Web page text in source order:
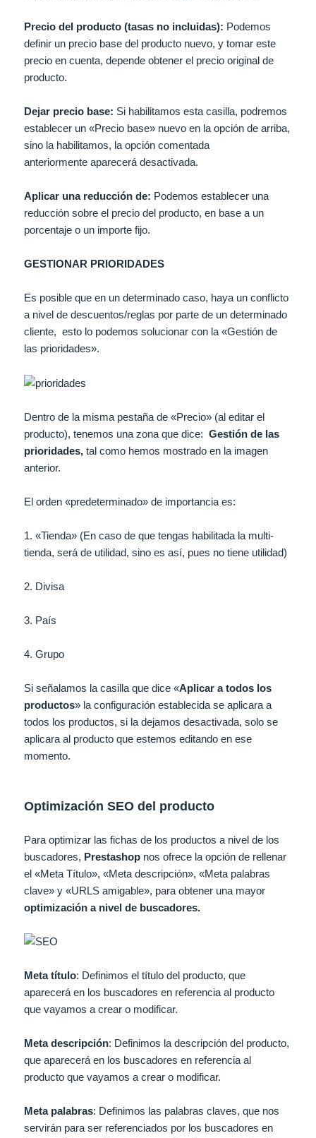
Precio del producto (tasas no incluidas): Podemos
definir un precio base del producto nuevo, y tomar este
precio en cuenta, depende obtener el precio original de
producto.
Dejar precio base: Si habilitamos esta casilla, podremos
establecer un «Precio base» nuevo en la opción de arriba,
sino la habilitamos, la opción comentada
anteriormente aparecerá desactivada.
Aplicar una reducción de: Podemos establecer una
reducción sobre el precio del producto, en base a un
porcentaje o un importe fijo.
GESTIONAR PRIORIDADES
Es posible que en un determinado caso, haya un conflicto
a nivel de descuentos/reglas por parte de un determinado
cliente, esto lo podemos solucionar con la «Gestión de
las prioridades».
Dentro de la misma pestaña de «Precio» (al editar el
producto), tenemos una zona que dice:Gestión de las
prioridades,tal como hemos mostrado en la imagen
anterior.
El orden «predeterminado» de importancia es:
1. «Tienda» (En caso de que tengas habilitada la multi-
tienda, será de utilidad, sino es así, pues no tiene utilidad)
2. Divisa
3. País
4. Grupo
Si señalamos la casilla que dice «Aplicar a todos los
productos» la configuración establecida se aplicara a
todos los productos, si la dejamos desactivada, solo se
aplicara al producto que estemos editando en ese
momento.
Optimización SEO del producto
Para optimizar las fichas de los productos a nivel de los
buscadores, Prestashop nos ofrece la opción de rellenar
el «Meta Título», «Meta descripción», «Meta palabras
clave» y «URLS amigable», para obtener una mayor
optimización a nivel de buscadores.
Meta título: Definimos el título del producto, que
aparecerá en los buscadores en referencia al producto
que vayamos a crear o modificar.
Meta descripción: Definimos la descripción del producto,
que aparecerá en los buscadores en referencia al
producto que vayamos a crear o modificar.
Meta palabras: Definimos las palabras claves, que nos
servirán para ser referenciados por los buscadores en